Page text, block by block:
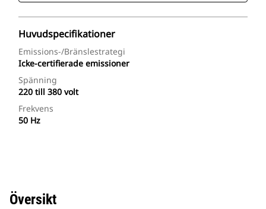
Huvudspecifikationer
Emissions-/bränslestrategi
Icke-certifierade emissioner
Spänning
220 till 380 volt
Frekvens
50 Hz
Översikt